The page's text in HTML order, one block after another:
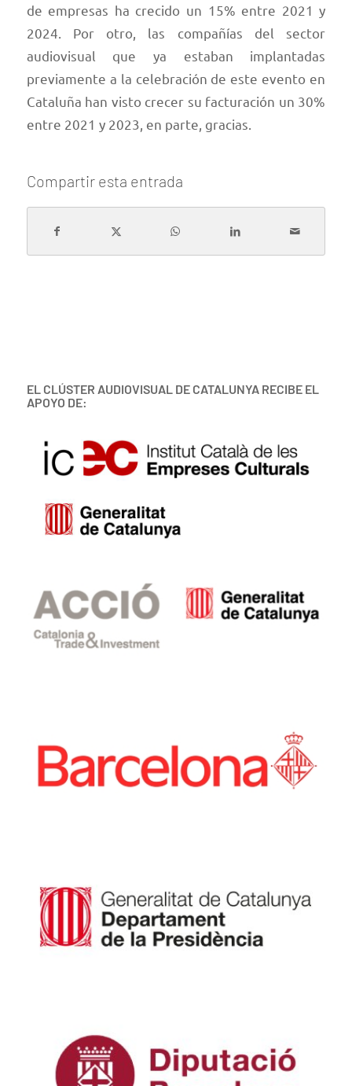
de empresas ha crecido un 15% entre 2021 y
2024. Por otro, las compañías del sector
audiovisual que ya estaban implantadas
previamente a la celebración de este evento en
Cataluña han visto crecer su facturación un 30%
entre 2021 y 2023, en parte, gracias.
Compartir esta entrada
EL CLÚSTER AUDIOVISUAL DE CATALUNYA RECIBE EL
APOYO DE: